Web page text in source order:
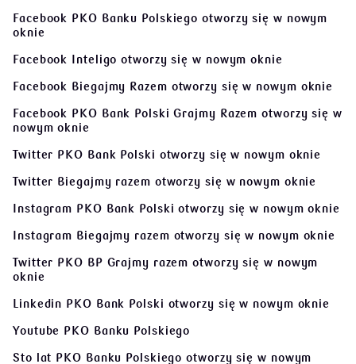
Facebook PKO Banku Polskiego otworzy się w nowym
oknie
Facebook Inteligo otworzy się w nowym oknie
Facebook Biegajmy Razem otworzy się w nowym oknie
Facebook PKO Bank Polski Grajmy Razemotworzy się w
nowym oknie
Twitter PKO Bank Polski otworzy się w nowym oknie
Twitter Biegajmy razem otworzy się w nowym oknie
Instagram PKO Bank Polski otworzy się w nowym oknie
Instagram Biegajmy razem otworzy się w nowym oknie
Twitter PKO BP Grajmy razem otworzy się w nowym
oknie
Linkedin PKO Bank Polski otworzy się w nowym oknie
Youtube PKO Banku Polskiego
Sto lat PKO Banku Polskiego otworzy się w nowym